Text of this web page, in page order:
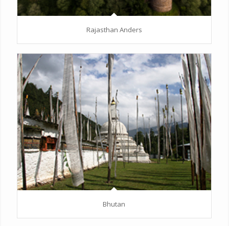
Rajasthan Anders
Bhutan